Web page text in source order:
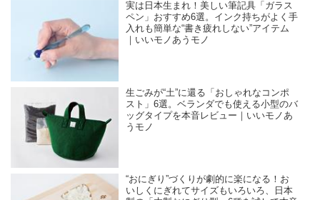
実は日本生まれ！美しい筆記具「ガラス
ペン」おすすめ6選。インク持ちがよく手
入れも簡単な“書き疲れしない”アイテム
｜いいモノあうモノ
生ごみが“土”に還る「おしゃれなコンポ
スト」6選。ベランダでも使える小型のバ
ッグタイプを本音レビュー｜いいモノあ
うモノ
“おにぎり”づくりが劇的に楽になる！お
いしくにぎれてサイズもいろいろ、日本